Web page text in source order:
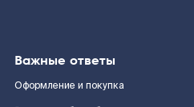
Важные ответы
Оформление и покупка